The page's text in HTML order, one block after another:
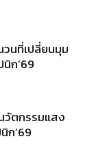
นที่เปลี่ยนมุม
ก’69
วัตกรรมแสง
ก’69